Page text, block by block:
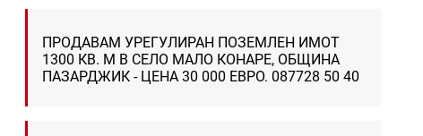
ПРОДАВАМ УРЕГУЛИРАН ПОЗЕМЛЕН ИМОТ
1300 КВ. М В СЕЛО МАЛО КОНАРЕ, ОБЩИНА
ПАЗАРДЖИК - ЦЕНА 30 000 ЕВРО. 087728 50 40